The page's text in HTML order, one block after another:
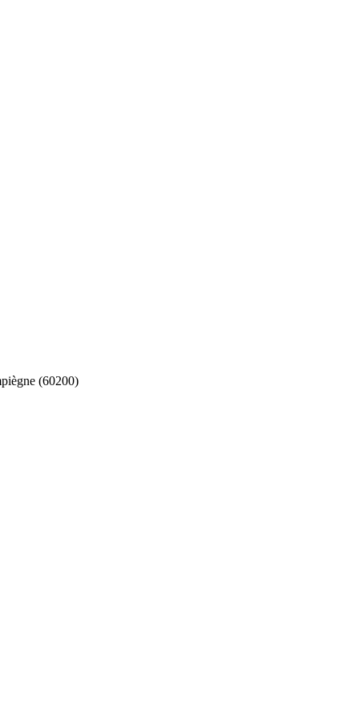
(60200)